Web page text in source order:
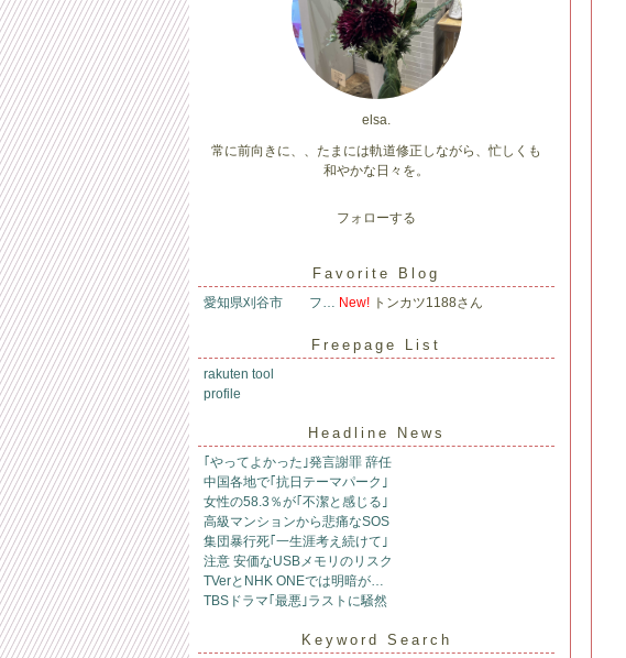
elsa.
常に前向きに、、たまには軌道修正しながら、忙しくも
和やかな日々を。
フォローする
Favorite Blog
愛知県刈谷市 フ… New! トンカツ1188さん
Freepage List
rakuten tool
profile
Headline News
｢やってよかった｣発言謝罪 辞任
中国各地で｢抗日テーマパーク｣
女性の58.3％が｢不潔と感じる｣
高級マンションから悲痛なSOS
集団暴行死｢一生涯考え続けて｣
注意 安価なUSBメモリのリスク
TVerとNHK ONEでは明暗が…
TBSドラマ｢最悪｣ラストに騒然
Keyword Search